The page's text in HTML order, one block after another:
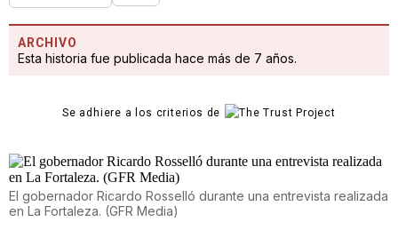
ARCHIVO
Esta historia fue publicada hace más de 7 años.
Se adhiere a los criterios de
El gobernador Ricardo Rosselló durante una entrevista realizada
en La Fortaleza. (GFR Media)